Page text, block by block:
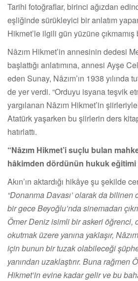
Tarihi fotoğraflar, birinci ağızdan
eşliğinde sürükleyici bir anlatım
Hikmet’le ilgili gün yüzüne
Nâzım Hikmet’in annesinin dedesi
başlattığı anlatımına, annesi Ayşe
eden Sunay, Nâzım’ın 1938 yılında
de yer verdi. “Orduyu isyana teşvik
yargılanan Nâzım Hikmet’in
Atatürk yaşarken bu şiirlerin ders
hatırlattı.
“Nâzım Hikmet’i suçlu bulan
hâkimden dördünün hukuk eğitimi
Akın’ın aktardığı hikâye şu şekilde
“Donanma Davası’ olarak da bilinen
bir gece Beyoğlu’nda sinemadan
Ömer Deniz isimli bir askeri öğrenci,
okutmak üzere yanına yaklaşır,
için bunun bir tuzak olabileceği
yanından uzaklaştırır. Buna rağmen
Hikmet’in evine kadar gelir ve bu